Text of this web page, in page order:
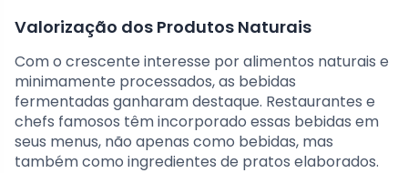
Valorização dos Produtos Naturais
Com o crescente interesse por alimentos naturais e
minimamente processados, as bebidas
fermentadas ganharam destaque. Restaurantes e
chefs famosos têm incorporado essas bebidas em
seus menus, não apenas como bebidas, mas
também como ingredientes de pratos elaborados.